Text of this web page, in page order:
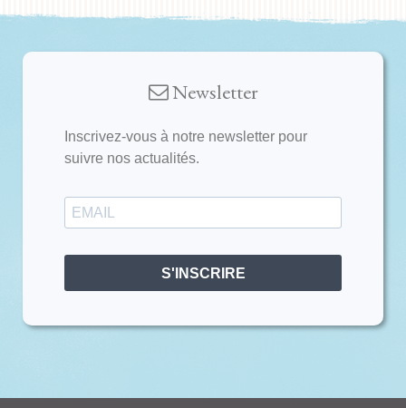
Newsletter
Inscrivez-vous à notre newsletter pour
suivre nos actualités.
S'INSCRIRE